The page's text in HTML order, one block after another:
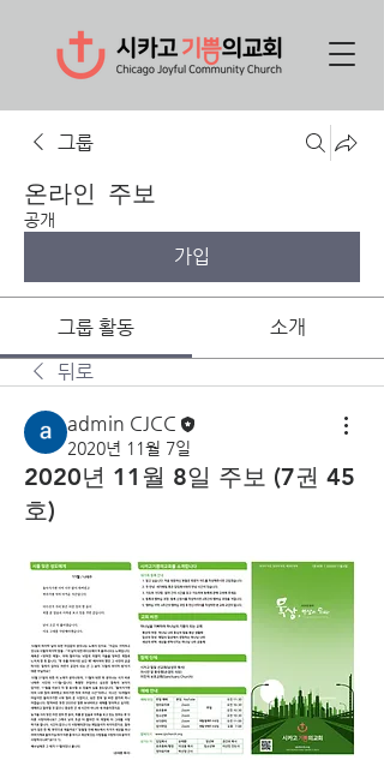
그룹
온라인 주보
공개
가입
그룹 활동
소개
뒤로
admin CJCC
2020년 11월 7일
2020년 11월 8일 주보 (7권 45
호)